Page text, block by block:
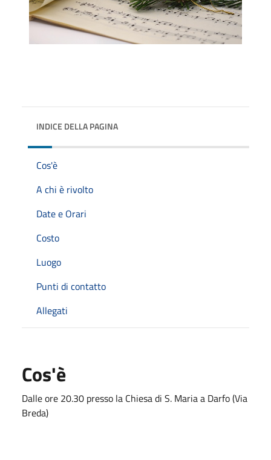
INDICE DELLA PAGINA
Cos'è
A chi è rivolto
Date e Orari
Costo
Luogo
Punti di contatto
Allegati
Cos'è
Dalle ore 20.30 presso la Chiesa di S. Maria a Darfo (Via
Breda)